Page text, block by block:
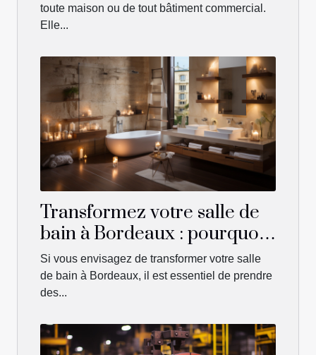
toute maison ou de tout bâtiment commercial.
Elle...
Transformez votre salle de
bain à Bordeaux : pourquoi
choisir la conversion de
baignoire en douche ?
Si vous envisagez de transformer votre salle
de bain à Bordeaux, il est essentiel de prendre
des...